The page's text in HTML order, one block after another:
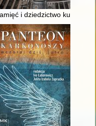
i dziedzictwo